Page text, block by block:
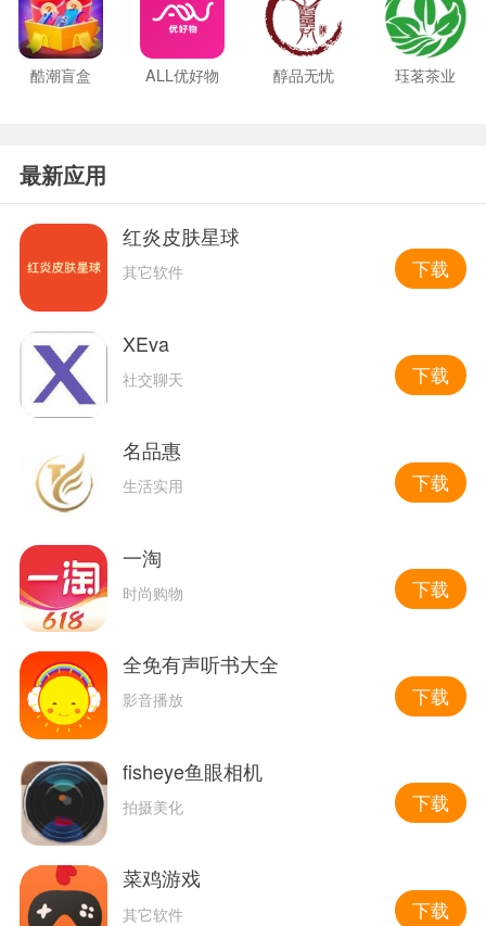
酷潮盲盒 ALL优好物 醇品无忧 珏茗茶业
最新应用
红炎皮肤星球
其它软件 下载
XEva
社交聊天 下载
名品惠
生活实用 下载
一淘
时尚购物 下载
全免有声听书大全
影音播放 下载
fisheye鱼眼相机
拍摄美化 下载
菜鸡游戏
其它软件 下载